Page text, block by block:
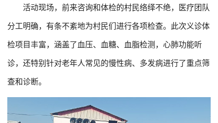
活动现场，前来咨询和体检的村民络绎不绝，医疗团队
分工明确，有条不紊地为村民们进行各项检查。此次义诊体
检项目丰富，涵盖了血压、血糖、血脂检测，心肺功能听
诊，还特别针对老年人常见的慢性病、多发病进行了重点筛
查和诊断。